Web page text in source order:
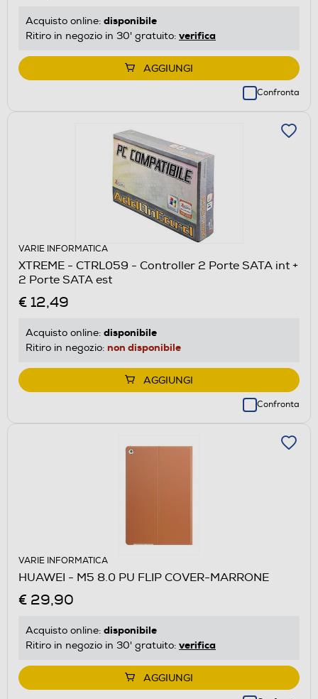
Acquisto online: disponibile
Ritiro in negozio in 30' gratuito: verifica
AGGIUNGI
Confronta
VARIE INFORMATICA
XTREME - CTRL059 - Controller 2 Porte SATA int +
2 Porte SATA est
€ 12,49
Acquisto online: disponibile
Ritiro in negozio: non disponibile
AGGIUNGI
Confronta
VARIE INFORMATICA
HUAWEI - M5 8.0 PU FLIP COVER-MARRONE
€ 29,90
Acquisto online: disponibile
Ritiro in negozio in 30' gratuito: verifica
AGGIUNGI